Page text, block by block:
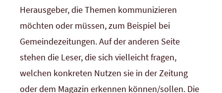
Herausgeber, die Themen kommunizieren
möchten oder müssen, zum Beispiel bei
Gemeindezeitungen. Auf der anderen Seite
stehen die Leser, die sich vielleicht fragen,
welchen konkreten Nutzen sie in der Zeitung
oder dem Magazin erkennen können/sollen. Die